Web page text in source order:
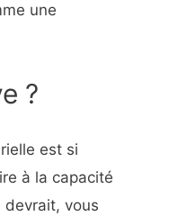
une
?
est si
à la capacité
devrait, vous